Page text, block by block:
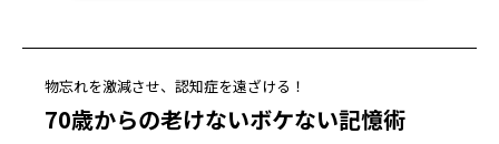
物忘れを激減させ、認知症を遠ざける！
70歳からの老けないボケない記憶術